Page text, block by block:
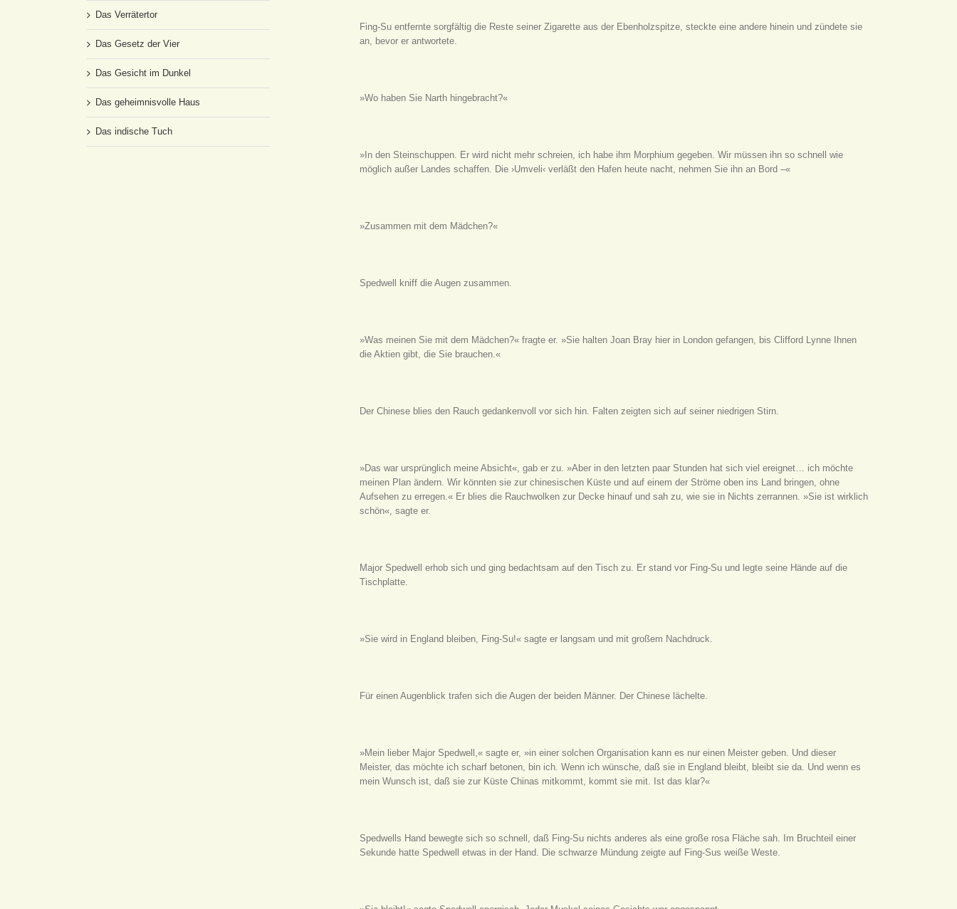
Fing-Su entfernte sorgfältig die Reste seiner Zigarette aus der Ebenholzspitze, steckte eine andere hinein und zündete sie
an, bevor er antwortete.
»Wo haben Sie Narth hingebracht?«
»In den Steinschuppen. Er wird nicht mehr schreien, ich habe ihm Morphium gegeben. Wir müssen ihn so schnell wie
möglich außer Landes schaffen. Die ›Umveli‹ verläßt den Hafen heute nacht, nehmen Sie ihn an Bord –«
»Zusammen mit dem Mädchen?«
Spedwell kniff die Augen zusammen.
»Was meinen Sie mit dem Mädchen?« fragte er. »Sie halten Joan Bray hier in London gefangen, bis Clifford Lynne Ihnen
die Aktien gibt, die Sie brauchen.«
Der Chinese blies den Rauch gedankenvoll vor sich hin. Falten zeigten sich auf seiner niedrigen Stirn.
»Das war ursprünglich meine Absicht«, gab er zu. »Aber in den letzten paar Stunden hat sich viel ereignet… ich möchte
meinen Plan ändern. Wir könnten sie zur chinesischen Küste und auf einem der Ströme oben ins Land bringen, ohne
Aufsehen zu erregen.« Er blies die Rauchwolken zur Decke hinauf und sah zu, wie sie in Nichts zerrannen. »Sie ist wirklich
schön«, sagte er.
Major Spedwell erhob sich und ging bedachtsam auf den Tisch zu. Er stand vor Fing-Su und legte seine Hände auf die
Tischplatte.
»Sie wird in England bleiben, Fing-Su!« sagte er langsam und mit großem Nachdruck.
Für einen Augenblick trafen sich die Augen der beiden Männer. Der Chinese lächelte.
»Mein lieber Major Spedwell,« sagte er, »in einer solchen Organisation kann es nur einen Meister geben. Und dieser
Meister, das möchte ich scharf betonen, bin ich. Wenn ich wünsche, daß sie in England bleibt, bleibt sie da. Und wenn es
mein Wunsch ist, daß sie zur Küste Chinas mitkommt, kommt sie mit. Ist das klar?«
Spedwells Hand bewegte sich so schnell, daß Fing-Su nichts anderes als eine große rosa Fläche sah. Im Bruchteil einer
Sekunde hatte Spedwell etwas in der Hand. Die schwarze Mündung zeigte auf Fing-Sus weiße Weste.
Das Verrätertor
Das Gesetz der Vier
Das Gesicht im Dunkel
Das geheimnisvolle Haus
Das indische Tuch